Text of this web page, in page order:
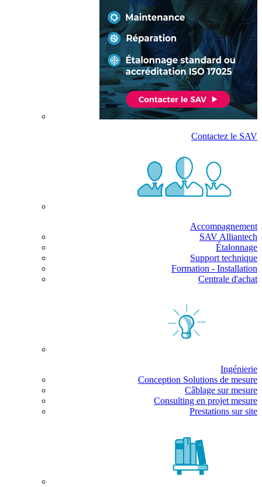
Contactez le SAV
Accompagnement
SAV Alliantech
Étalonnage
Support technique
Formation - Installation
Centrale d'achat
Ingénierie
Conception Solutions de mesure
Câblage sur mesure
Consulting en projet mesure
Prestations sur site